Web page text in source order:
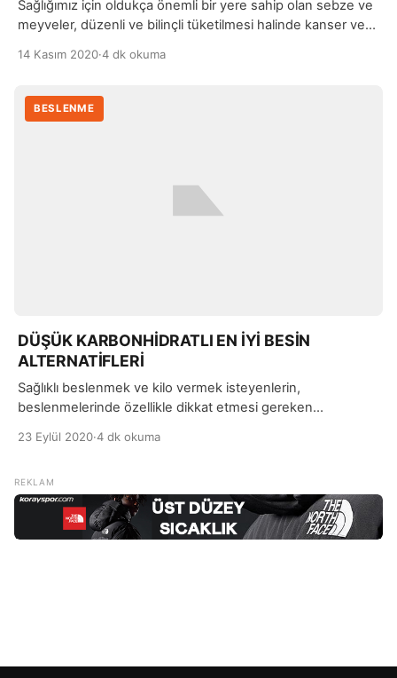
Sağlığımız için oldukça önemli bir yere sahip olan sebze ve
meyveler, düzenli ve bilinçli tüketilmesi halinde kanser ve
engelleyebiliyor. Düşük karbonhidrat diyeti yapan bireyler,
yapmaları gerekiyor.
14 Kasım 2020·4 dk okuma
BESLENME
DÜŞÜK KARBONHİDRATLI EN İYİ BESİN
ALTERNATİFLERİ
Sağlıklı beslenmek ve kilo vermek isteyenlerin,
beslenmelerinde özellikle dikkat etmesi gereken
olduğu bilinen karbonhidrat, fazla kilo alınmasına da neden
23 Eylül 2020·4 dk okuma